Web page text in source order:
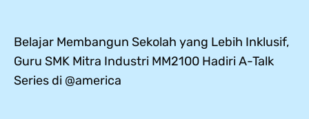
Belajar Membangun Sekolah yang Lebih Inklusif,
Guru SMK Mitra Industri MM2100 Hadiri A-Talk
Series di @america